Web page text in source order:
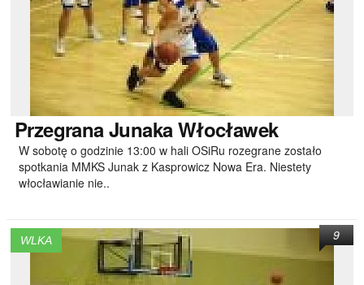
PrzegranaJunaka Włocławek
W sobotę o godzinie 13:00 w hali OSiRu rozegrane zostało
spotkania MMKS Junak z Kasprowicz Nowa Era. Niestety
włocławianie nie..
WLKA 9